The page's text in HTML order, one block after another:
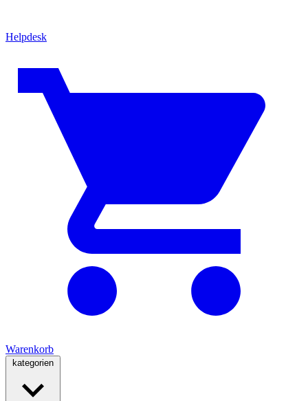
Helpdesk
Warenkorb
kategorien